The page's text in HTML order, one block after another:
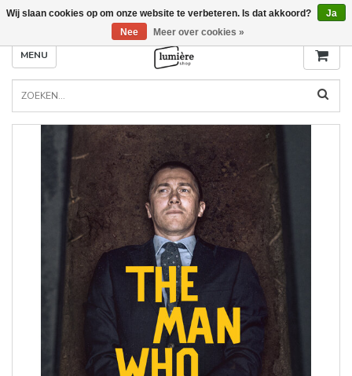
MENU
Wij slaan cookies op om onze website te verbeteren. Is dat akkoord?
Ja
Nee
Meer over cookies »